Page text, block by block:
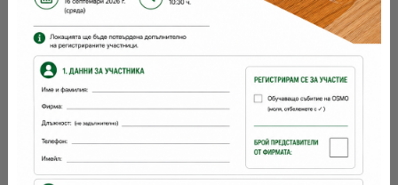
Масло с ефект на
естествено посивяване
матово
ПРОМОЦИОНАЛНА